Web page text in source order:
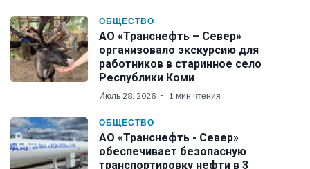
ОБЩЕСТВО
АО «Транснефть – Север»
организовало экскурсию для
работников в старинное село
Республики Коми
Июль 28, 2026 1 мин чтения
ОБЩЕСТВО
АО «Транснефть - Север»
обеспечивает безопасную
транспортировку нефти в 3